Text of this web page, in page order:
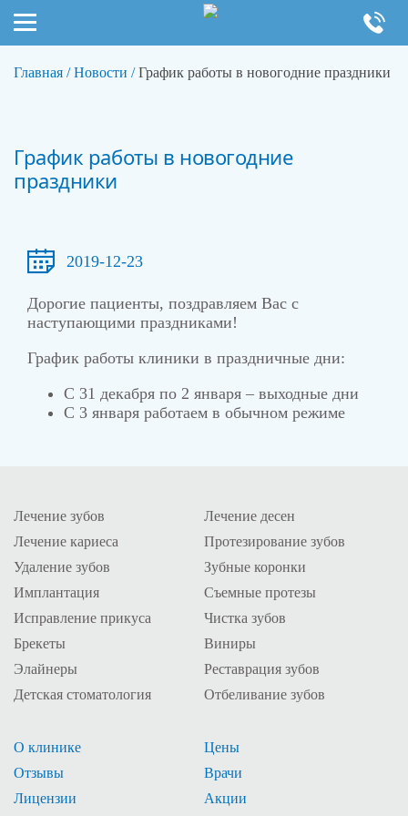
Главная /Новости /График работы в новогодние праздники
График работы в новогодние
праздники
2019-12-23
Дорогие пациенты, поздравляем Вас с
наступающими праздниками!
График работы клиники в праздничные дни:
С 31 декабря по 2 января – выходные дни
С 3 января работаем в обычном режиме
Лечение зубов
Лечение кариеса
Удаление зубов
Имплантация
Лечение десен
Протезирование зубов
Зубные коронки
Съемные протезы
Исправление прикуса
Брекеты
Элайнеры
Детская стоматология
Чистка зубов
Виниры
Реставрация зубов
Отбеливание зубов
О клинике
Цены
Отзывы
Врачи
Лицензии
Акции